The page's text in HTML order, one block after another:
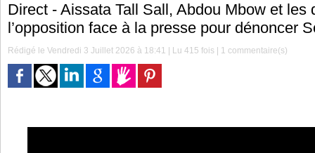
Direct - Aissata Tall Sall, Abdou Mbow et les
l’opposition face à la presse pour dénoncer
Rédigé le Vendredi 3 Juillet 2026 à 18:41 | Lu 415 fois | 1 commentaire(s)